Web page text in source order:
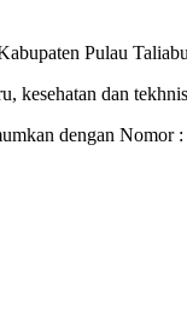
Pulau
kesehatan dan
dengan